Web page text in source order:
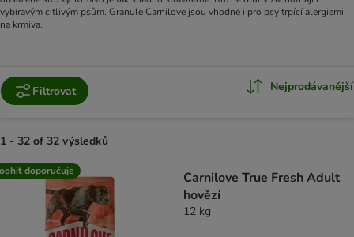
vybíravým citlivým psům. Granule Carnilove jsou vhodné i pro psy trpící alergiemi
na krmiva.
Filtrovat Nejprodávanější
1 - 32 of 32 výsledků
product items have been changed
doporučuje
Carnilove True Fresh Adult
hovězí
12 kg